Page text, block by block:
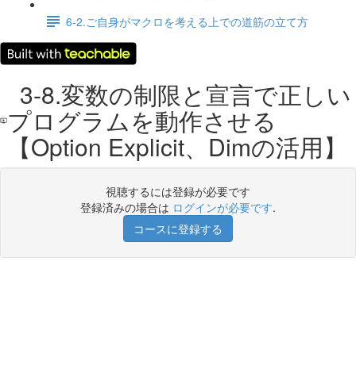
6-2.ご自身がマクロを考える上での道筋の立て方
3-8.変数の制限と宣言で正しい
プログラムを動作させる
【Option Explicit、Dimの活用】
視聴するには登録が必要です
登録済みの場合は ログインが必要です.
コースに登録する